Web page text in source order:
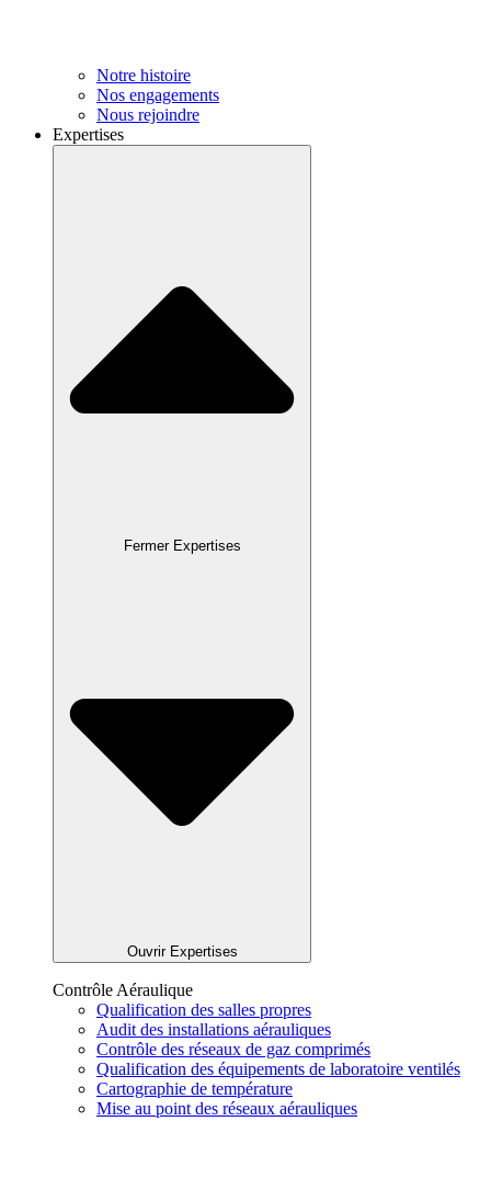
Notre histoire
Nos engagements
Nous rejoindre
Expertises
Fermer Expertises
Ouvrir Expertises
Contrôle Aéraulique
Qualification des salles propres
Audit des installations aérauliques
Contrôle des réseaux de gaz comprimés
Qualification des équipements de laboratoire ventilés
Cartographie de température
Mise au point des réseaux aérauliques